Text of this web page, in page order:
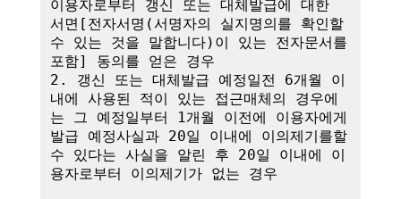
이용자로부터 갱신 또는 대체발급에 대한
서면[전자서명(서명자의 실지명의를 확인할
수 있는 것을 말합니다)이 있는 전자문서를
포함] 동의를 얻은 경우
2. 갱신 또는 대체발급 예정일전 6개월 이
내에 사용된 적이 있는 접근매체의 경우에
는 그 예정일부터 1개월 이전에 이용자에게
발급 예정사실과 20일 이내에 이의제기를할
수 있다는 사실을 알린 후 20일 이내에 이
용자로부터 이의제기가 없는 경우